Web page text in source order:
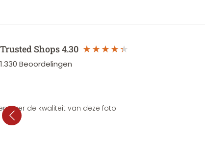
Trusted Shops4.30
1.330 Beoordelingen
over de kwaliteit van deze foto